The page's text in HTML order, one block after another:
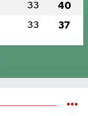
33 40
33 37